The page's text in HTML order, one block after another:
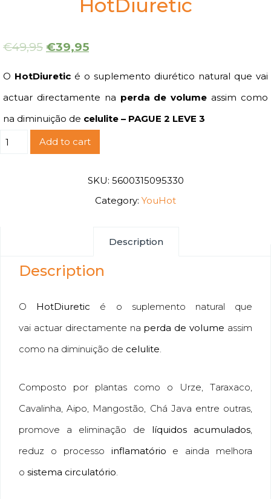
HotDiuretic
€49,95 €39,95
O HotDiuretic é o suplemento diurético natural que vai
actuar directamente na perda de volume assim como
na diminuição de celulite – PAGUE 2 LEVE 3
HotDiuretic
quantity
Add to cart
SKU: 5600315095330
Category: YouHot
Description
Description
O HotDiuretic é o suplemento natural que
vai actuar directamente na perda de volume assim
como na diminuição de celulite.
Composto por plantas como o Urze, Taraxaco,
Cavalinha, Aipo, Mangostão, Chá Java entre outras,
promove a eliminação de líquidos acumulados,
reduz o processo inflamatório e ainda melhora
o sistema circulatório.